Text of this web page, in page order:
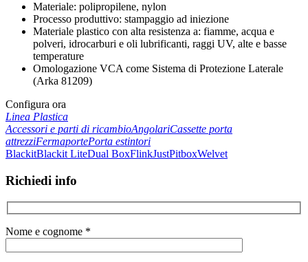
Materiale: polipropilene, nylon
Processo produttivo: stampaggio ad iniezione
Materiale plastico con alta resistenza a: fiamme, acqua e
polveri, idrocarburi e oli lubrificanti, raggi UV, alte e basse
temperature
Omologazione VCA come Sistema di Protezione Laterale
(Arka 81209)
Configura ora
Linea Plastica
Accessori e parti di ricambioAngolariCassette porta
attrezziFermaportePorta estintori
BlackitBlackit LiteDual BoxFlinkJustPitboxWelvet
Richiedi info
Nome e cognome *